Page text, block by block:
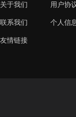
关于我们
联系我们
友情链接
用户协
个人信